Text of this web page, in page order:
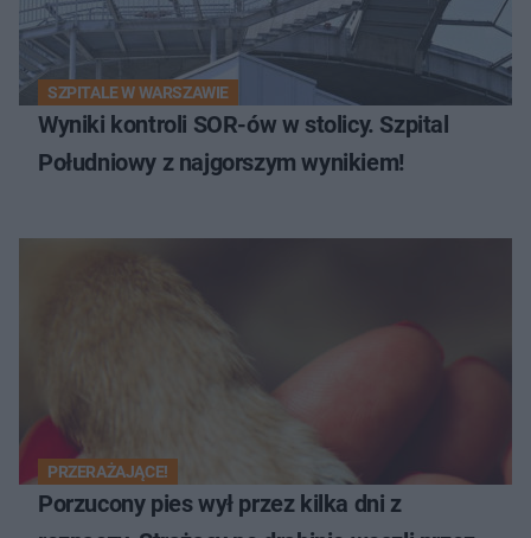
SZPITALE W WARSZAWIE
Wyniki kontroli SOR-ów w stolicy. Szpital
Południowy z najgorszym wynikiem!
PRZERAŻAJĄCE!
Porzucony pies wył przez kilka dni z